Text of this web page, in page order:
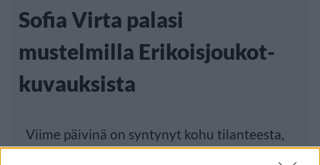
Sofia Virta palasi
mustelmilla Erikoisjoukot-
kuvauksista
Viime päivinä on syntynyt kohu tilanteesta,